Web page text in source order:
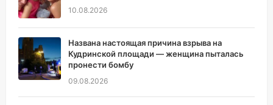
10.08.2026
Названа настоящая причина взрыва на
Кудринской площади — женщина пыталась
пронести бомбу
09.08.2026